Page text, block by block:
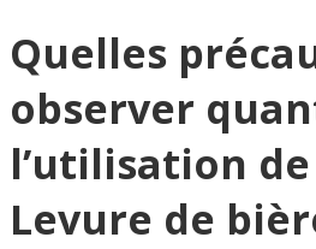
Quelles
observer
l’utilisation
Levure de